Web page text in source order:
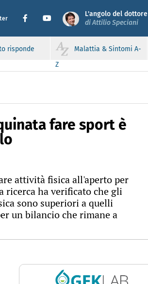
L'angolo del dottore
di Attilio Speciani
risponde
Malattia & Sintomi A-
Z
fare sport è
attività fisica all'aperto per
ricerca ha verificato che gli
sono superiori a quelli
un bilancio che rimane a